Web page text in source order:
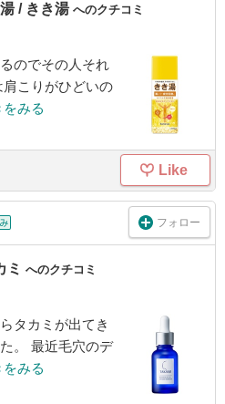
/ きき湯 へのクチコミ
のでその人それ
こりがひどいの
みる
Like
フォロー
ミ へのクチコミ
タカミが出てき
。 最近毛穴のデ
みる